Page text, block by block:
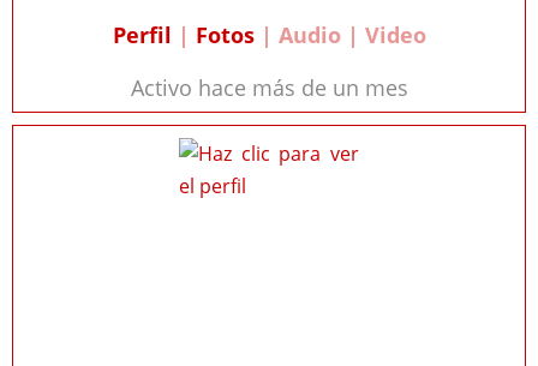
Perfil | Fotos| Audio | Video
Activo hace más de un mes